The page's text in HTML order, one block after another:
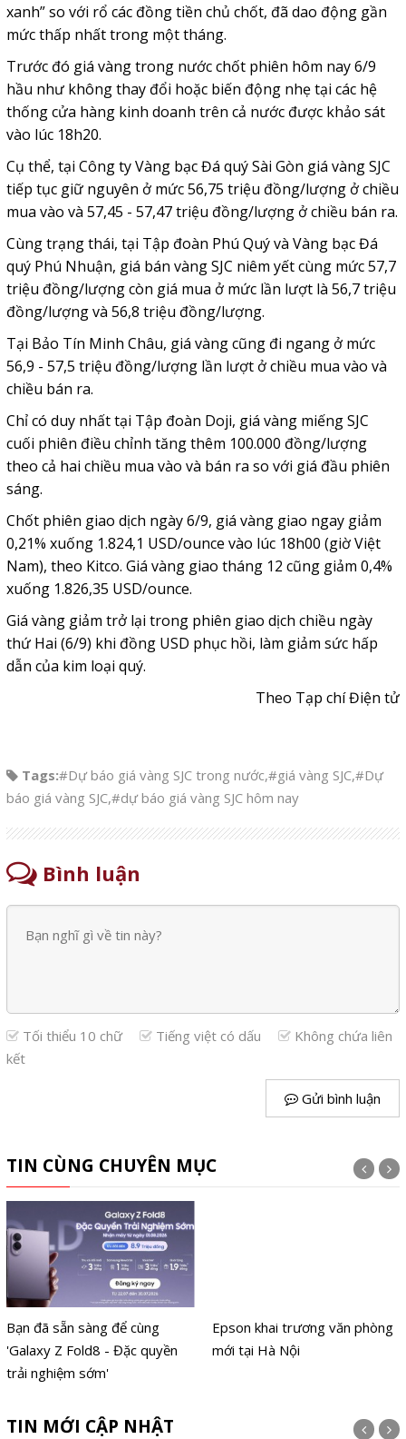
xanh” so với rổ các đồng tiền chủ chốt, đã dao động gần
mức thấp nhất trong một tháng.
Trước đó giá vàng trong nước chốt phiên hôm nay 6/9
hầu như không thay đổi hoặc biến động nhẹ tại các hệ
thống cửa hàng kinh doanh trên cả nước được khảo sát
vào lúc 18h20.
Cụ thể, tại Công ty Vàng bạc Đá quý Sài Gòn giá vàng SJC
tiếp tục giữ nguyên ở mức 56,75 triệu đồng/lượng ở chiều
mua vào và 57,45 - 57,47 triệu đồng/lượng ở chiều bán ra.
Cùng trạng thái, tại Tập đoàn Phú Quý và Vàng bạc Đá
quý Phú Nhuận, giá bán vàng SJC niêm yết cùng mức 57,7
triệu đồng/lượng còn giá mua ở mức lần lượt là 56,7 triệu
đồng/lượng và 56,8 triệu đồng/lượng.
Tại Bảo Tín Minh Châu, giá vàng cũng đi ngang ở mức
56,9 - 57,5 triệu đồng/lượng lần lượt ở chiều mua vào và
chiều bán ra.
Chỉ có duy nhất tại Tập đoàn Doji, giá vàng miếng SJC
cuối phiên điều chỉnh tăng thêm 100.000 đồng/lượng
theo cả hai chiều mua vào và bán ra so với giá đầu phiên
sáng.
Chốt phiên giao dịch ngày 6/9, giá vàng giao ngay giảm
0,21% xuống 1.824,1 USD/ounce vào lúc 18h00 (giờ Việt
Nam), theo Kitco. Giá vàng giao tháng 12 cũng giảm 0,4%
xuống 1.826,35 USD/ounce.
Giá vàng giảm trở lại trong phiên giao dịch chiều ngày
thứ Hai (6/9) khi đồng USD phục hồi, làm giảm sức hấp
dẫn của kim loại quý.
Theo Tạp chí Điện tử
Tags:#Dự báo giá vàng SJC trong nước,#giá vàng SJC,#Dự
báo giá vàng SJC,#dự báo giá vàng SJC hôm nay
Bình luận
Tối thiểu 10 chữ Tiếng việt có dấu
Không chứa liên
kết
Gửi bình luận
TIN CÙNG CHUYÊN MỤC
Bạn đã sẵn sàng để cùng
'Galaxy Z Fold8 - Đặc quyền
trải nghiệm sớm'
Epson khai trương văn phòng
mới tại Hà Nội
TIN MỚI CẬP NHẬT